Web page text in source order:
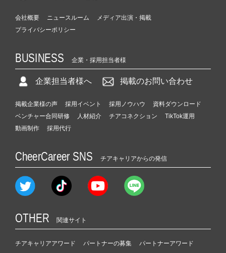
会社概要 ニュースルーム
メディア出演・掲載
プライバシーポリシー
BUSINESS 企業・採用担当者様
企業担当者様へ 掲載のお問い合わせ
掲載企業様の声 採用イベント 採用ノウハウ
資料ダウンロード
ベンチャー合同研修
人材紹介 チアコネクション
TikTok運用
動画制作
採用代行
CheerCareer SNS チアキャリアからの発信
OTHER 関連サイト
チアキャリアアワード パートナーの募集 パートナーアワード